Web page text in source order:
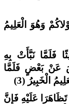
وَهُوَ الْعَلِيمُ
فَلَمَّا نَبَّأَتْ بِهِ
عَنْ بَعْضٍ فَلَمَّا
الْخَبِيرُ (3)
عَلَيْهِ فَإِنَّ